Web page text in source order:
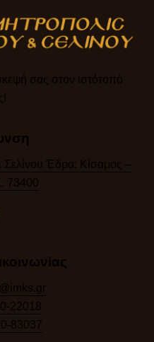
σας στον ιστότοπό
Σελίνου Έδρα: Κίσαμος –
73400
22018
83037